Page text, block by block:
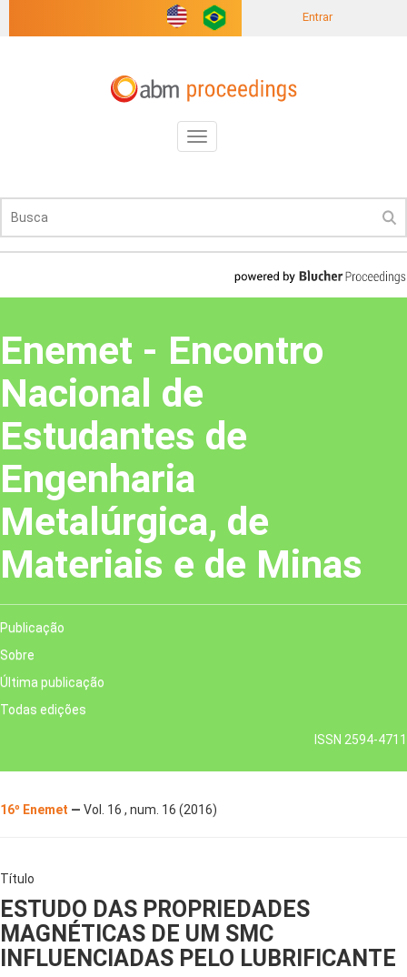
Entrar
Toggle
navigation
Enemet - Encontro
Nacional de
Estudantes de
Engenharia
Metalúrgica, de
Materiais e de Minas
Publicação
Sobre
Última publicação
Todas edições
ISSN 2594-4711
16º Enemet — Vol. 16 , num. 16 (2016)
Título
ESTUDO DAS PROPRIEDADES
MAGNÉTICAS DE UM SMC
INFLUENCIADAS PELO LUBRIFICANTE